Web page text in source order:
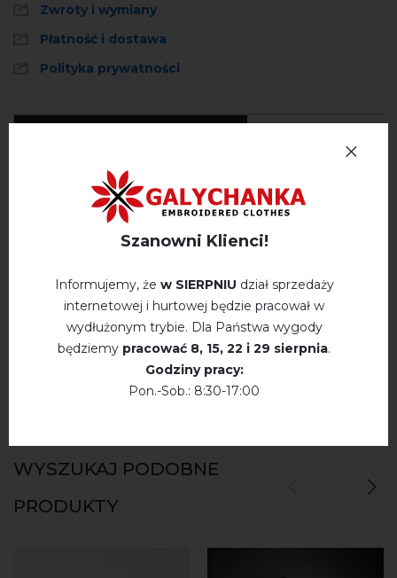
Zwroty i wymiany
Płatność i dostawa
Polityka prywatności
OPINIE O APOLINARIA (NIEBIESKI Z NIEBIESKIM)
Немає відгуків про цей товар.
napisz opinie Apolinaria (niebieski z niebieskim)
WYSZUKAJ PODOBNE
PRODUKTY
Szanowni Klienci!
Informujemy, że w SIERPNIU dział sprzedaży
internetowej i hurtowej będzie pracował w
wydłużonym trybie. Dla Państwa wygody
będziemy pracować 8, 15, 22 і 29 sierpnia.
Godziny pracy:
Pon.-Sob.: 8:30-17:00